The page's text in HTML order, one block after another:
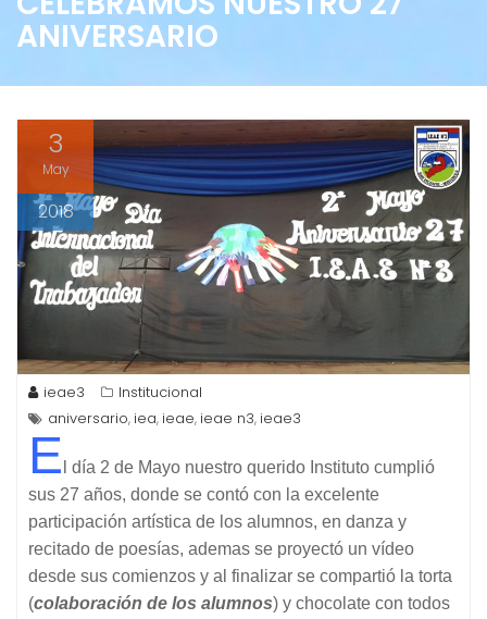
ANIVERSARIO
3
May
2018
ieae3
Institucional
aniversario, iea, ieae, ieae n3, ieae3
E l día 2 de Mayo nuestro querido Instituto cumplió
sus 27 años, donde se contó con la excelente
participación artística de los alumnos, en danza y
recitado de poesías, ademas se proyectó un vídeo
desde sus comienzos y al finalizar se compartió la torta
(colaboración de los alumnos) y chocolate con todos